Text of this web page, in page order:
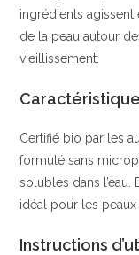
ingrédients agissent
de la peau autour
vieillissement.
Certifié bio par les
formulé sans
solubles dans
idéal pour les peaux
Instructions